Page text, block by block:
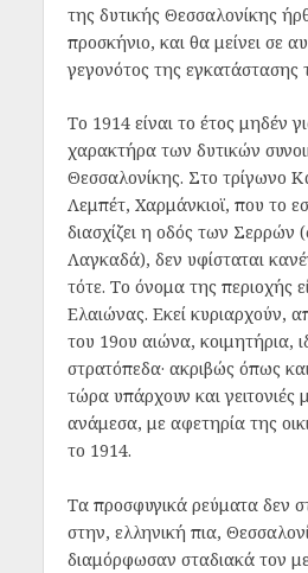
της δυτικής Θεσσαλονίκης
προσκήνιο, και θα μείνει σε
γεγονότος της
Το 1914 είναι το έτος μηδέν
χαρακτήρα των δυτικών
Θεσσαλονίκης. Στο τρίγωνο
Λεμπέτ, Χαρμάνκιοϊ, που το
διασχίζει η οδός των Σερρών
Λαγκαδά), δεν υφίσταται
τότε. Το όνομα της περιοχής
Ελαιώνας. Εκεί κυριαρχούν,
του 19ου αιώνα, κοιμητήρια,
στρατόπεδα· ακριβώς όπως
τώρα υπάρχουν και γειτονιές
ανάμεσα, με αφετηρία της
το 1914.
Τα προσφυγικά ρεύματα δεν
στην, ελληνική πια,
διαμόρφωσαν σταδιακά τον